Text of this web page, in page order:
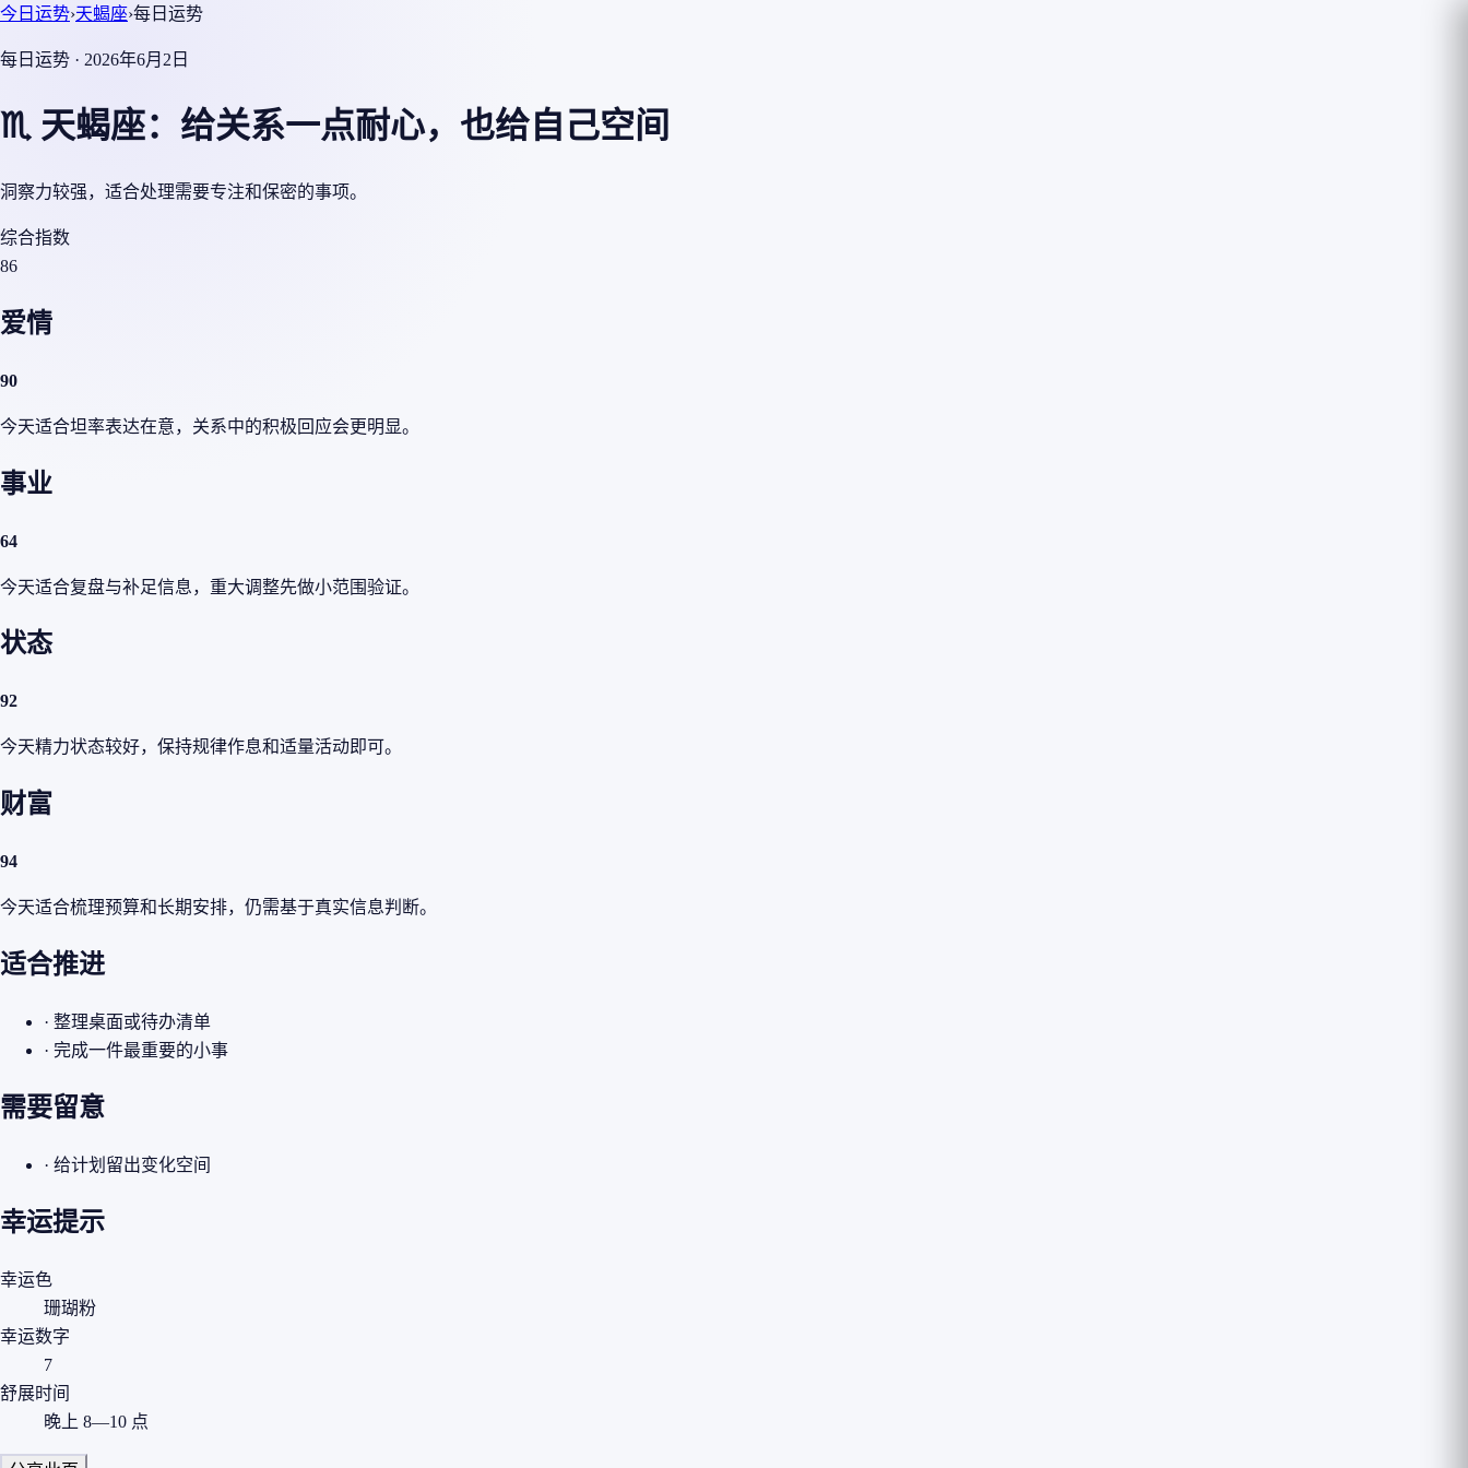
今日运势›天蝎座›每日运势
每日运势 · 2026年6月2日
♏ 天蝎座：给关系一点耐心，也给自己空间
洞察力较强，适合处理需要专注和保密的事项。
综合指数
86
爱情
90
今天适合坦率表达在意，关系中的积极回应会更明显。
事业
64
今天适合复盘与补足信息，重大调整先做小范围验证。
状态
92
今天精力状态较好，保持规律作息和适量活动即可。
财富
94
今天适合梳理预算和长期安排，仍需基于真实信息判断。
适合推进
· 整理桌面或待办清单
· 完成一件最重要的小事
需要留意
· 给计划留出变化空间
幸运提示
幸运色
珊瑚粉
幸运数字
7
舒展时间
晚上 8—10 点